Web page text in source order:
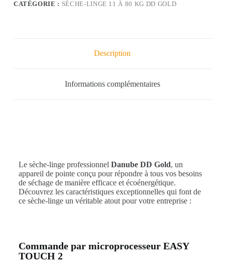
CATÉGORIE : SÈCHE-LINGE 11 À 80 KG DD GOLD
Description
Informations complémentaires
Le sèche-linge professionnel Danube DD Gold, un
appareil de pointe conçu pour répondre à tous vos besoins
de séchage de manière efficace et écoénergétique.
Découvrez les caractéristiques exceptionnelles qui font de
ce sèche-linge un véritable atout pour votre entreprise :
Commande par microprocesseur EASY
TOUCH 2